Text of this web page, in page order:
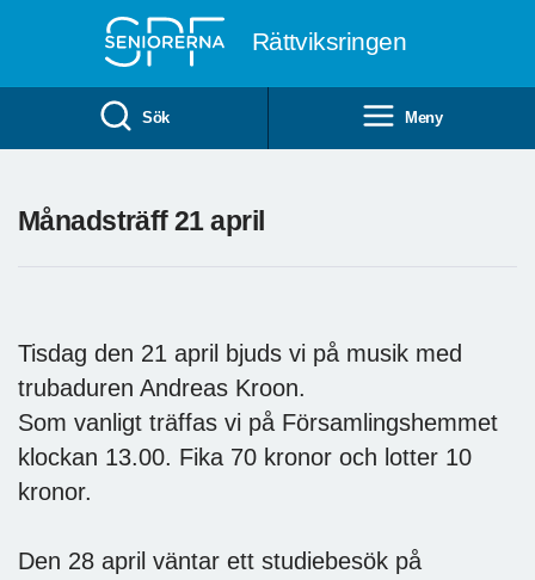
Rättviksringen
Sök Meny
Månadsträff 21 april
Tisdag den 21 april bjuds vi på musik med
trubaduren Andreas Kroon.
Som vanligt träffas vi på Församlingshemmet
klockan 13.00. Fika 70 kronor och lotter 10
kronor.
Den 28 april väntar ett studiebesök på